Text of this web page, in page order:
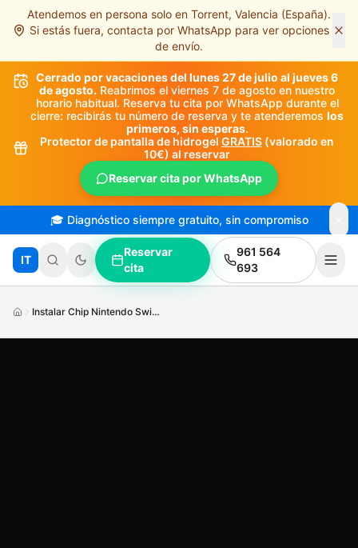
Saltar al contenido principal
Atendemos en persona solo en Torrent, Valencia (España).
Si estás fuera, contacta por WhatsApp para ver opciones
de envío.
Cerrado por vacaciones del lunes 27 de julio al jueves 6
de agosto. Reabrimos el viernes 7 de agosto en nuestro
horario habitual. Reserva tu cita por WhatsApp durante el
cierre: recibirás tu número de reserva y te atenderemos los
primeros, sin esperas.
Protector de pantalla de hidrogel GRATIS (valorado en
10€) al reservar
Reservar cita por WhatsApp
🎓 Diagnóstico siempre gratuito, sin compromiso
IT
Reservar
cita
961 564
693
Instalar Chip Nintendo Switch V2